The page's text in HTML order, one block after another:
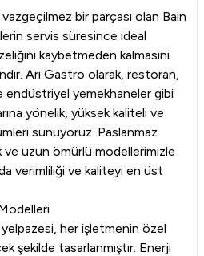
bir parçası olan Bain
servis süresince ideal
kaybetmeden kalmasını
Arı Gastro olarak, restoran,
endüstriyel yemekhaneler gibi
yönelik, yüksek kaliteli ve
sunuyoruz. Paslanmaz
uzun ömürlü modellerimizle
verimliliği ve kaliteyi en üst
her işletmenin özel
şekilde tasarlanmıştır. Enerji